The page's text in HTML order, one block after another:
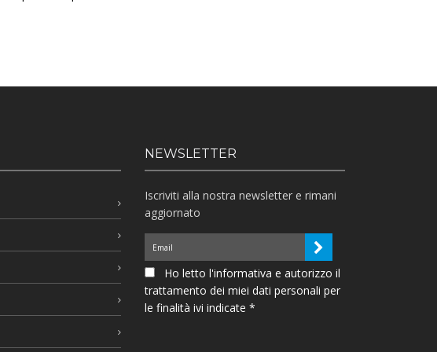
NEWSLETTER
Iscriviti alla nostra newsletter e rimani
aggiornato
Ho letto l'informativa e autorizzo il
trattamento dei miei dati personali per
le finalità ivi indicate *